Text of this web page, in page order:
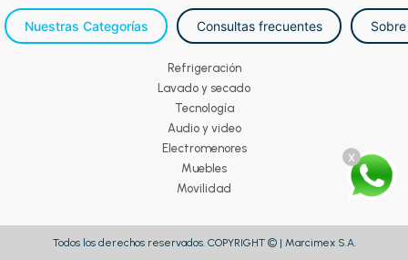
x
Nuestras Categorías Consultas frecuentes
Refrigeración
Lavado y secado
Tecnología
Audio y video
Electromenores
Muebles
Movilidad
Todos los derechos reservados. COPYRIGHT © | Marcimex S.A.